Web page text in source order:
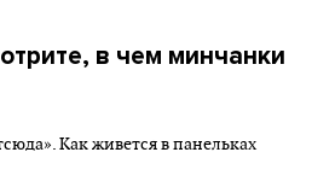
в чем минчанки